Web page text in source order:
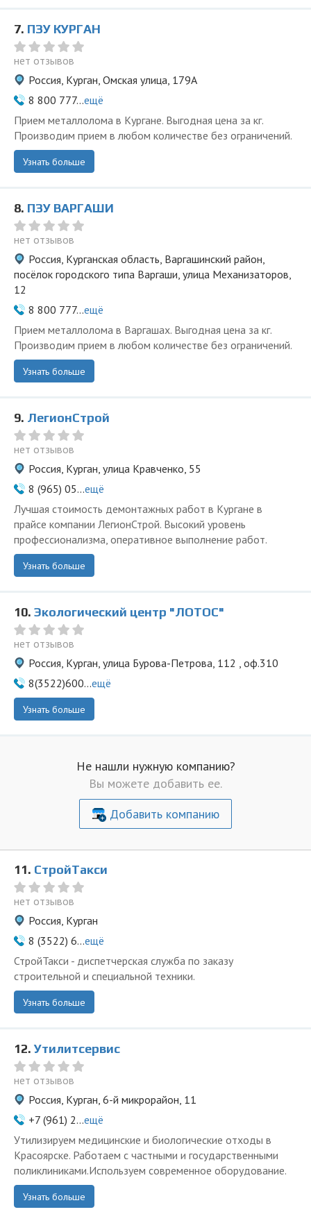
7. ПЗУ КУРГАН
нет отзывов
Россия, Курган, Омская улица, 179А
8 800 777...ещё
Прием металлолома в Кургане. Выгодная цена за кг.
Производим прием в любом количестве без ограничений.
Узнать больше
8. ПЗУ ВАРГАШИ
нет отзывов
Россия, Курганская область, Варгашинский район,
посёлок городского типа Варгаши, улица Механизаторов,
12
8 800 777...ещё
Прием металлолома в Варгашах. Выгодная цена за кг.
Производим прием в любом количестве без ограничений.
Узнать больше
9. ЛегионСтрой
нет отзывов
Россия, Курган, улица Кравченко, 55
8 (965) 05...ещё
Лучшая стоимость демонтажных работ в Кургане в
прайсе компании ЛегионСтрой. Высокий уровень
профессионализма, оперативное выполнение работ.
Узнать больше
10. Экологический центр "ЛОТОС"
нет отзывов
Россия, Курган, улица Бурова-Петрова, 112 , оф.310
8(3522)600...ещё
Узнать больше
Не нашли нужную компанию?
Вы можете добавить ее.
Добавить компанию
11. СтройТакси
нет отзывов
Россия, Курган
8 (3522) 6...ещё
СтройТакси - диспетчерская служба по заказу
строительной и специальной техники.
Узнать больше
12.Утилитсервис
нет отзывов
Россия, Курган, 6-й микрорайон, 11
+7 (961) 2...ещё
Утилизируем медицинские и биологические отходы в
Красоярске. Работаем с частными и государственными
поликлиниками.Используем современное оборудование.
Узнать больше